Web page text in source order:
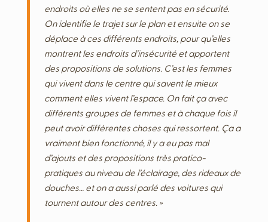
endroits où elles ne se sentent pas en sécurité.
On identifie le trajet sur le plan et ensuite on se
déplace à ces différents endroits, pour qu’elles
montrent les endroits d’insécurité et apportent
des propositions de solutions. C’est les femmes
qui vivent dans le centre qui savent le mieux
comment elles vivent l’espace. On fait ça avec
différents groupes de femmes et à chaque fois il
peut avoir différentes choses qui ressortent. Ça a
vraiment bien fonctionné, il y a eu pas mal
d’ajouts et des propositions très pratico-
pratiques au niveau de l’éclairage, des rideaux de
douches… et on a aussi parlé des voitures qui
tournent autour des centres. »